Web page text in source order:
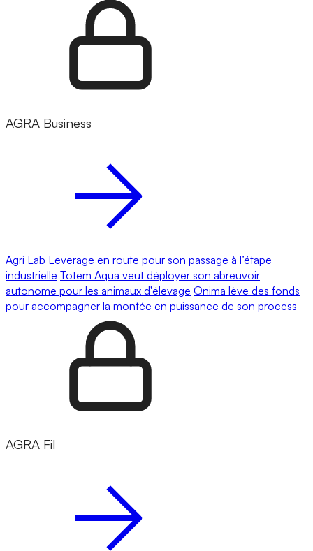
AGRA Business
Agri Lab Leverage en route pour son passage à l’étape
industrielle Totem Aqua veut déployer son abreuvoir
autonome pour les animaux d'élevage Onima lève des fonds
pour accompagner la montée en puissance de son process
AGRA Fil